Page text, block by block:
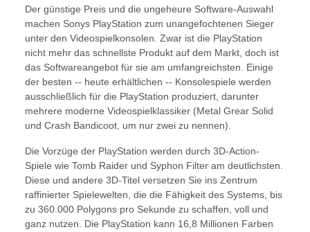
Der günstige Preis und die ungeheure Software-Auswahl
machen Sonys PlayStation zum unangefochtenen Sieger
unter den Videospielkonsolen. Zwar ist die PlayStation
nicht mehr das schnellste Produkt auf dem Markt, doch ist
das Softwareangebot für sie am umfangreichsten. Einige
der besten -- heute erhältlichen -- Konsolespiele werden
ausschließlich für die PlayStation produziert, darunter
mehrere moderne Videospielklassiker (Metal Grear Solid
und Crash Bandicoot, um nur zwei zu nennen).
Die Vorzüge der PlayStation werden durch 3D-Action-
Spiele wie Tomb Raider und Syphon Filter am deutlichsten.
Diese und andere 3D-Titel versetzen Sie ins Zentrum
raffinierter Spielewelten, die die Fähigkeit des Systems, bis
zu 360.000 Polygons pro Sekunde zu schaffen, voll und
ganz nutzen. Die PlayStation kann 16,8 Millionen Farben